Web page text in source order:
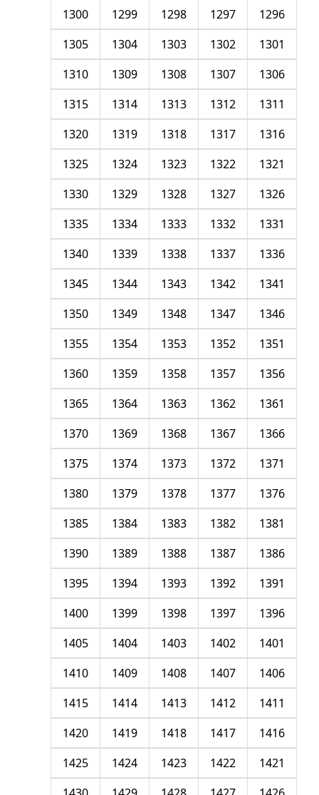
1296
1297
1298
1299
1300
1301
1302
1303
1304
1305
1306
1307
1308
1309
1310
1311
1312
1313
1314
1315
1316
1317
1318
1319
1320
1321
1322
1323
1324
1325
1326
1327
1328
1329
1330
1331
1332
1333
1334
1335
1336
1337
1338
1339
1340
1341
1342
1343
1344
1345
1346
1347
1348
1349
1350
1351
1352
1353
1354
1355
1356
1357
1358
1359
1360
1361
1362
1363
1364
1365
1366
1367
1368
1369
1370
1371
1372
1373
1374
1375
1376
1377
1378
1379
1380
1381
1382
1383
1384
1385
1386
1387
1388
1389
1390
1391
1392
1393
1394
1395
1396
1397
1398
1399
1400
1401
1402
1403
1404
1405
1406
1407
1408
1409
1410
1411
1412
1413
1414
1415
1416
1417
1418
1419
1420
1421
1422
1423
1424
1425